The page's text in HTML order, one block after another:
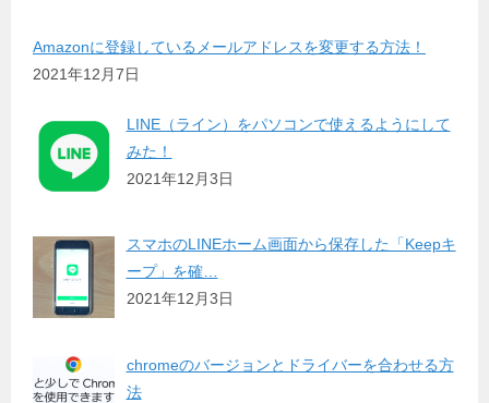
Amazonに登録しているメールアドレスを変更する方法！
2021年12月7日
LINE（ライン）をパソコンで使えるようにして
みた！
2021年12月3日
スマホのLINEホーム画面から保存した「Keepキ
ープ」を確…
2021年12月3日
chromeのバージョンとドライバーを合わせる方
法